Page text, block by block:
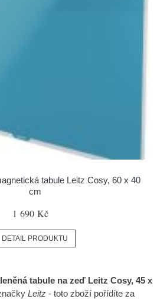
tabule Leitz Cosy, 60 x 40
cm
1 690 Kč
DETAIL PRODUKTU
tabule na zeď Leitz Cosy, 45 x
Leitz- toto zboží pořídíte za